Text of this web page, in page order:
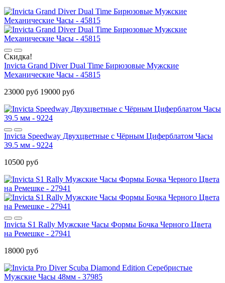
Скидка!
Invicta Grand Diver Dual Time Бирюзовые Мужские
Механические Часы - 45815
23000 руб 19000 руб
Invicta Speedway Двухцветные с Чёрным Циферблатом Часы
39.5 мм - 9224
10500 руб
Invicta S1 Rally Мужские Часы Формы Бочка Черного Цвета
на Ремешке - 27941
18000 руб